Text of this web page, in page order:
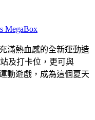
滿熱血感的全新運動造
及打卡位，更可與
動遊戲，成為這個夏天